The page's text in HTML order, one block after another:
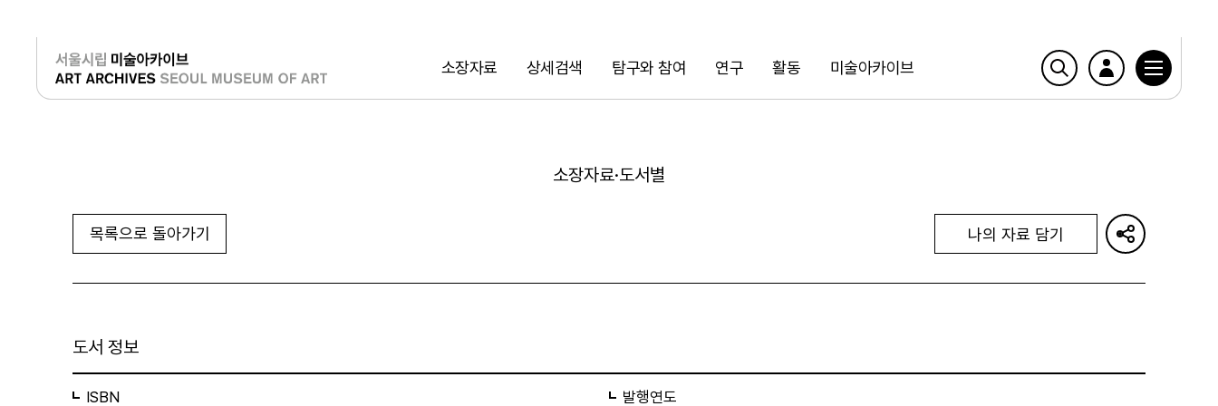
소장자료 상세검색 탐구와 참여 연구 활동 미술아카이브
검색
로그인
소장자료·도서별
목록으로 돌아가기 나의 자료 담기
도서 정보
ISBN 발행연도